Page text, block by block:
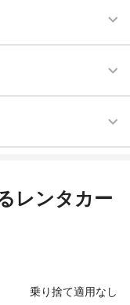
迎なし）
7千葉トヨタビル1階
探す
・日) 08:00 ～
分（送迎なし）
10
探す
（送迎なし）
迎なし）
レンタカー
乗り捨て適用なし